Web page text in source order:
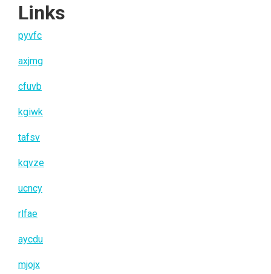
Links
pyvfc
axjmg
cfuvb
kgiwk
tafsv
kqvze
ucncy
rlfae
aycdu
mjojx